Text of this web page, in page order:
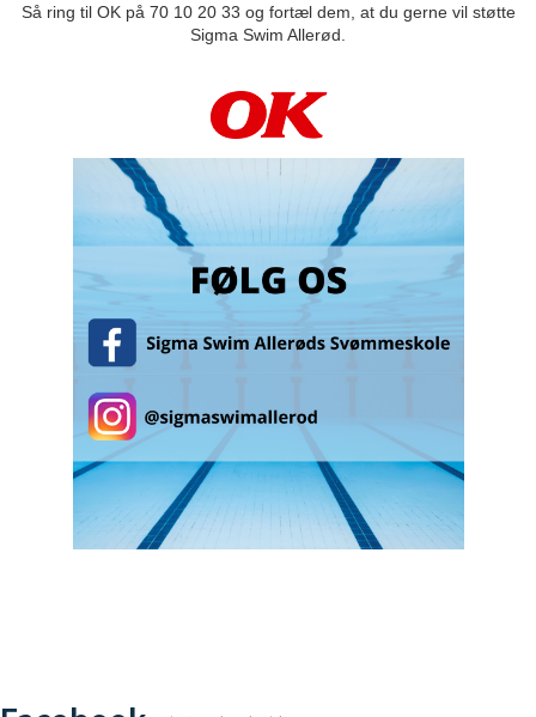
Så ring til OK på 70 10 20 33 og fortæl dem, at du gerne vil støtte
Sigma Swim Allerød.